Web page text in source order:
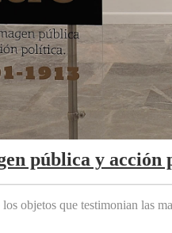
pública y acción
objetos que testimonian las